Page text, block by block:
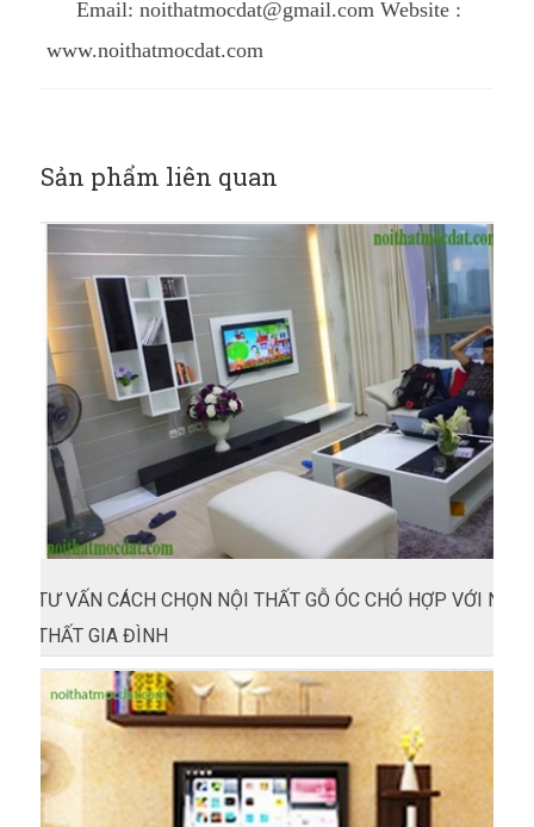
Email: noithatmocdat@gmail.com Website :
www.noithatmocdat.com
Sản phẩm liên quan
TƯ VẤN CÁCH CHỌN NỘI THẤT GỖ ÓC CHÓ HỢP VỚI NỘI
THẤT GIA ĐÌNH